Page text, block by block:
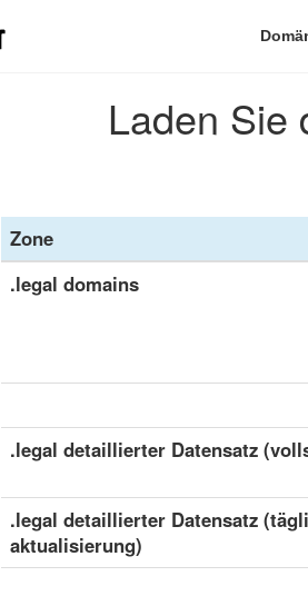
Laden Sie
Zone
.legal domains
.legal detaillierter Datensatz
.legal detaillierter Datensatz
aktualisierung)